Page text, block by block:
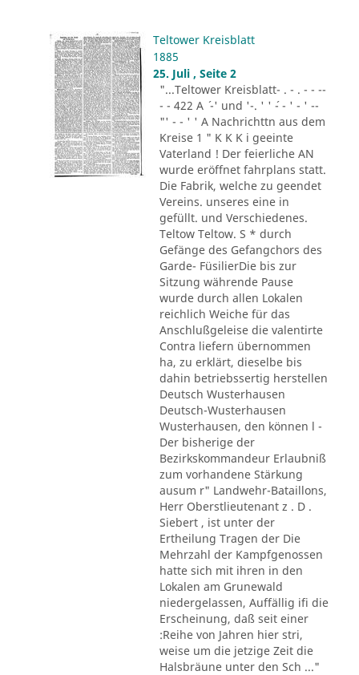
Teltower Kreisblatt
1885
25. Juli , Seite 2
"...Teltower Kreisblatt- . - . - - --
- - 422 A ´ -' und '-. ' ' ´- - ' - ' --
"' - - ' ' A Nachrichttn aus dem
Kreise 1 " K K K i geeinte
Vaterland ! Der feierliche AN
wurde eröffnet fahrplans statt.
Die Fabrik, welche zu geendet
Vereins. unseres eine in
gefüllt. und Verschiedenes.
Teltow Teltow. S * durch
Gefänge des Gefangchors des
Garde- FüsilierDie bis zur
Sitzung währende Pause
wurde durch allen Lokalen
reichlich Weiche für das
Anschlußgeleise die valentirte
Contra liefern übernommen
ha, zu erklärt, dieselbe bis
dahin betriebssertig herstellen
Deutsch Wusterhausen
Deutsch-Wusterhausen
Wusterhausen, den können l -
Der bisherige der
Bezirkskommandeur Erlaubniß
zum vorhandene Stärkung
ausum r" Landwehr-Bataillons,
Herr Oberstlieutenant z . D .
Siebert , ist unter der
Ertheilung Tragen der Die
Mehrzahl der Kampfgenossen
hatte sich mit ihren in den
Lokalen am Grunewald
niedergelassen, Auffällig ifi die
Erscheinung, daß seit einer
:Reihe von Jahren hier stri,
weise um die jetzige Zeit die
Halsbräune unter den Sch ..."